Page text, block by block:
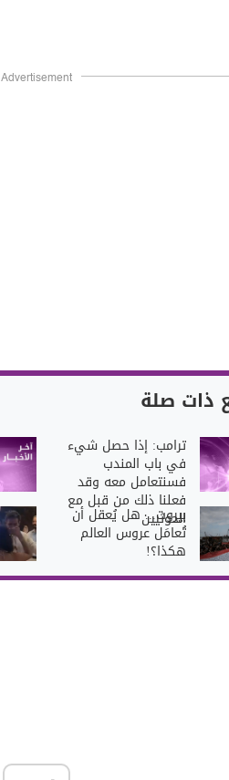
Advertisement
ذات صلة
ترامب: إذا حصل شيء
في باب المندب
فسنتعامل معه وقد
فعلنا ذلك من قبل مع
الحوثيين
بيروت... هل يُعقل أن
تُعامَل عروس العالم
هكذا؟!